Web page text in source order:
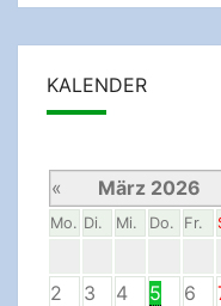
KALENDER
« März 2026
Mo. Di. Mi. Do. Fr.
2
3 4 5 6